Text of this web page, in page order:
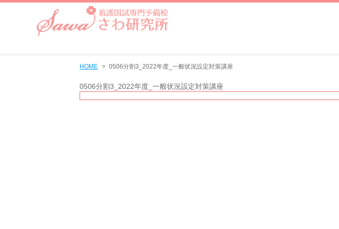
HOME 0506分割3_2022年度_一般状況設定対策講座
0506分割3_2022年度_一般状況設定対策講座